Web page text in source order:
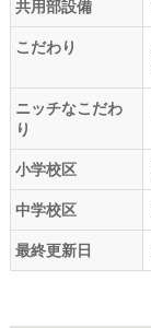
共用部設備
こだわり
ニッチなこだわ
り
小学校区
中学校区
最終更新日